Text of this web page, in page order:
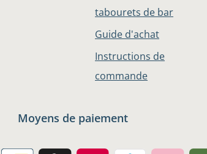
tabourets de bar
Guide d'achat
Instructions de
commande
Moyens de paiement